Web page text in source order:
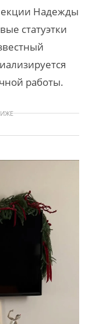
Надежды
статуэтки
работы.